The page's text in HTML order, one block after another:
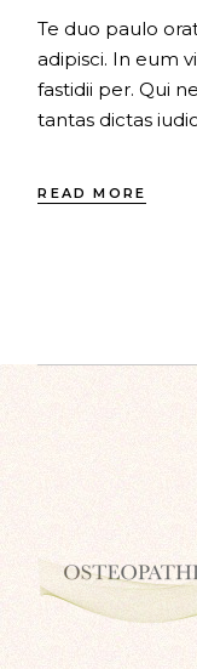
Te duo paulo
adipisci. In eum
fastidii per. Qui
tantas dictas
READ MORE